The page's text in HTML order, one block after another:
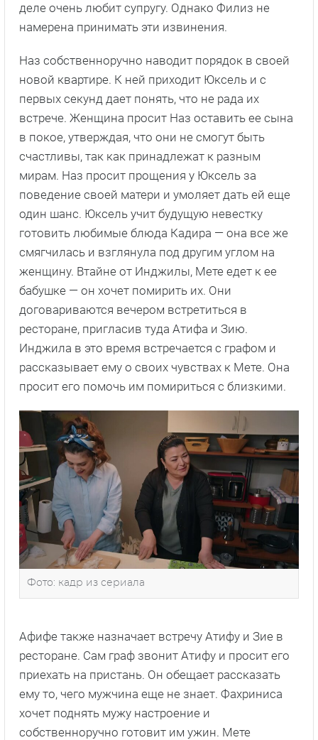
деле очень любит супругу. Однако Филиз не
намерена принимать эти извинения.
Наз собственноручно наводит порядок в своей
новой квартире. К ней приходит Юксель и с
первых секунд дает понять, что не рада их
встрече. Женщина просит Наз оставить ее сына
в покое, утверждая, что они не смогут быть
счастливы, так как принадлежат к разным
мирам. Наз просит прощения у Юксель за
поведение своей матери и умоляет дать ей еще
один шанс. Юксель учит будущую невестку
готовить любимые блюда Кадира — она все же
смягчилась и взглянула под другим углом на
женщину. Втайне от Инджилы, Мете едет к ее
бабушке — он хочет помирить их. Они
договариваются вечером встретиться в
ресторане, пригласив туда Атифа и Зию.
Инджила в это время встречается с графом и
рассказывает ему о своих чувствах к Мете. Она
просит его помочь им помириться с близкими.
Фото: кадр из сериала
Афифе также назначает встречу Атифу и Зие в
ресторане. Сам граф звонит Атифу и просит его
приехать на пристань. Он обещает рассказать
ему то, чего мужчина еще не знает. Фахриниса
хочет поднять мужу настроение и
собственноручно готовит им ужин. Мете